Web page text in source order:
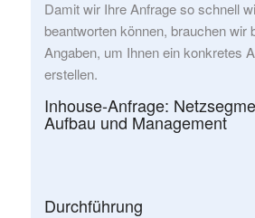
Damit wir Ihre Anfrage so schnell
beantworten können, brauchen wir
Angaben, um Ihnen ein konkretes
erstellen.
Inhouse-Anfrage:
Aufbau und Management
Durchführung